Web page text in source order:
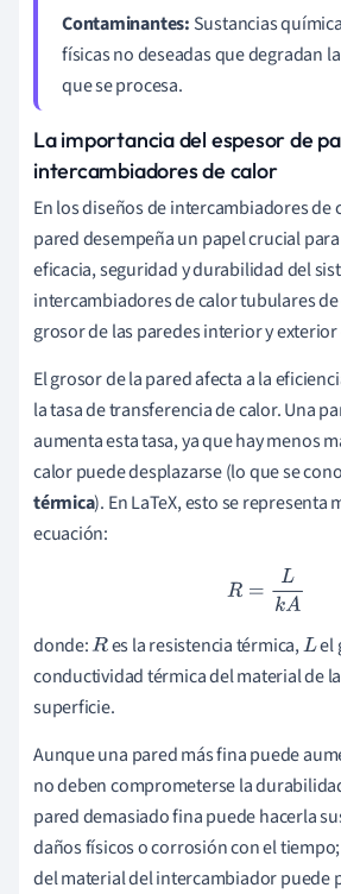
Contaminantes: Sustancias
físicas no deseadas que degradan
que se procesa.
La importancia del espesor de
intercambiadores de calor
En los diseños de intercambiadores de
pared desempeña un papel crucial
eficacia, seguridad y durabilidad del
intercambiadores de calor tubulares
grosor de las paredes interior y
El grosor de la pared afecta a la
la tasa de transferencia de calor. Una
aumenta esta tasa, ya que hay menos
calor puede desplazarse (lo que se
térmica). En LaTeX, esto se representa
ecuación:
R=L kA
donde:R es la resistencia térmica,Lel
conductividad térmica del material de
superficie.
Aunque una pared más fina puede
no deben comprometerse la
pared demasiado fina puede hacerla
daños físicos o corrosión con el
del material del intercambiador puede